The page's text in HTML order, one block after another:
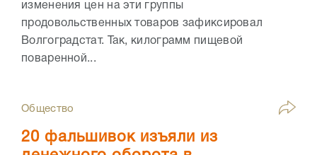
изменения цен на эти группы
продовольственных товаров зафиксировал
Волгоградстат. Так, килограмм пищевой
поваренной...
Общество
20 фальшивок изъяли из